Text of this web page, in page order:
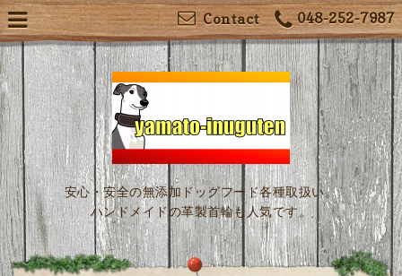
048-252-7987
Contact
安心・安全の無添加ドッグフード各種取扱い。
ハンドメイドの革製首輪も人気です。